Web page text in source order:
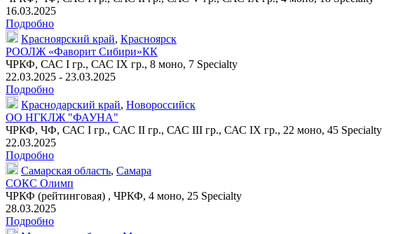
16.03.2025
Подробно
Красноярский край, Красноярск
РООЛЖ «Фаворит Сибири»КК
ЧРКФ, САС I гр., САС IX гр., 8 моно, 7 Specialty
22.03.2025 - 23.03.2025
Подробно
Краснодарский край, Новороссийск
ОО НГКЛЖ "ФАУНА"
ЧРКФ, ЧФ, САС I гр., САС II гр., САС III гр., САС IX гр., 22 моно, 45 Specialty
22.03.2025
Подробно
Самарская область, Самара
СОКС Олимп
ЧРКФ (рейтинговая) , ЧРКФ, 4 моно, 25 Specialty
28.03.2025
Подробно